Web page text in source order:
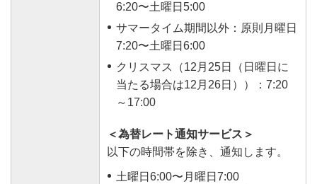
6:20〜土曜日5:00
サマータイム期間以外：原則月曜日
7:20〜土曜日6:00
クリスマス（12月25日（日曜日に
当たる場合は12月26日））：7:20
～17:00
＜為替レート通知サービス＞
以下の時間帯を除き、通知します。
土曜日6:00〜月曜日7:00